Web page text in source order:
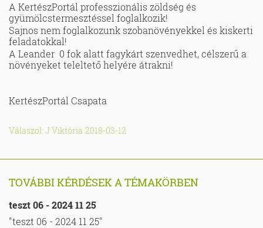
A KertészPortál professzionális zöldség és
gyümölcstermesztéssel foglalkozik!
Sajnos nem foglalkozunk szobanövényekkel és kiskerti
feladatokkal!
A Leander 0 fok alatt fagykárt szenvedhet, célszerű a
növényeket teleltető helyére átrakni!
KertészPortál Csapata
Válaszol: J Viktória 2018-03-12
TOVÁBBI KÉRDÉSEK A TÉMAKÖRBEN
teszt 06 - 2024 11 25
"teszt 06 - 2024 11 25"